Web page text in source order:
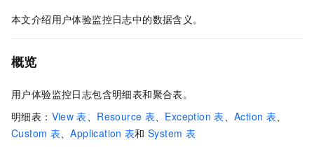
本文介绍用户体验监控日志中的数据含义。
概览
用户体验监控日志包含明细表和聚合表。
明细表： View 表、 Resource 表、 Exception 表、Action 表、
Custom 表、Application 表和 System 表